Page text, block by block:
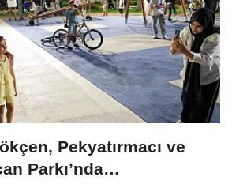
Pekyatırmacı ve
Parkı’nda